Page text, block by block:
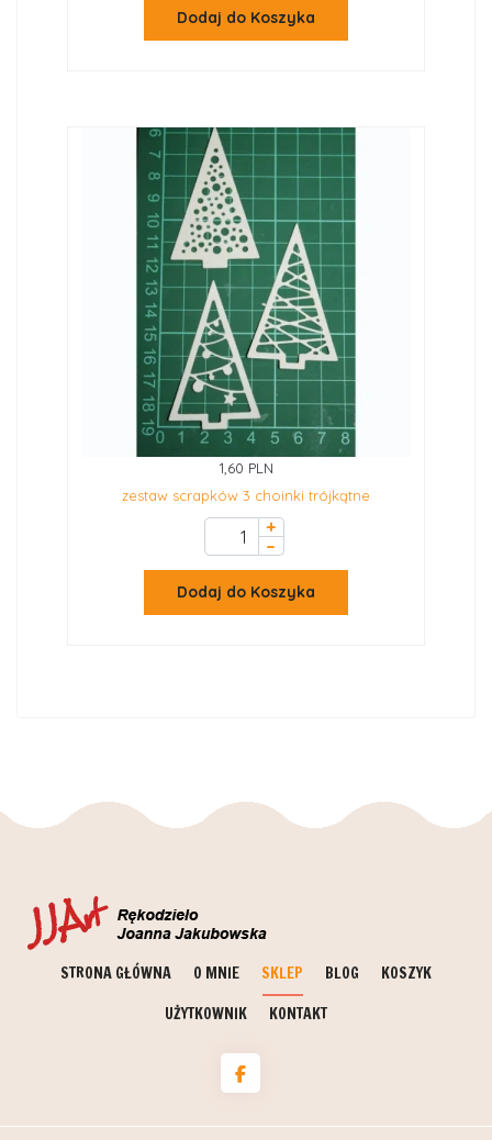
Dodaj do Koszyka
1,60 PLN
zestaw scrapków 3 choinki trójkątne
+
–
Dodaj do Koszyka
STRONA GŁÓWNA O MNIE SKLEP BLOG
KOSZYK
UŻYTKOWNIK
KONTAKT